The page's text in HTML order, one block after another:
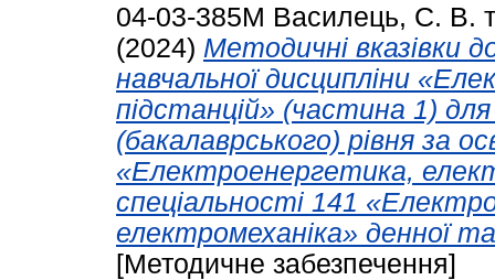
04-03-385М Василець, С. В.
(2024) Методичні вказівки
навчальної дисципліни
підстанцій» (частина 1)
(бакалаврського) рівня за
«Електроенергетика,
спеціальності 141
електромеханіка» денної
[Методичне забезпечення]